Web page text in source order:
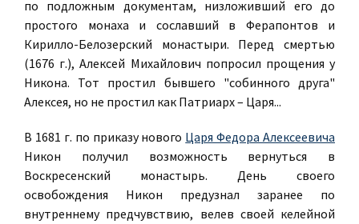
по подложным документам, низложивший его до
простого монаха и сославший в Ферапонтов и
Кирилло-Белозерский монастыри. Перед смертью
(1676 г.), Алексей Михайлович попросил прощения у
Никона. Тот простил бывшего "собинного друга"
Алексея, но не простил как Патриарх – Царя...
В 1681 г. по приказу нового Царя Федора Алексеевича
Никон получил возможность вернуться в
Воскресенский монастырь. День своего
освобождения Никон предузнал заранее по
внутреннему предчувствию, велев своей келейной